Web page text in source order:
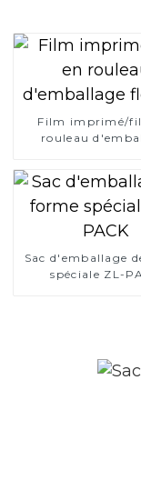
Film imprimé/
rouleau
Sac d'emballage
spéciale ZL-